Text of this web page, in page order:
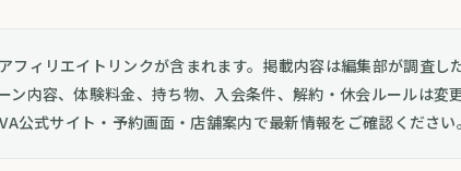
フィリエイトリンクが含まれます。掲載内容は編集部が調査し
ン内容、体験料金、持ち物、入会条件、解約・休会ルールは変
公式サイト・予約画面・店舗案内で最新情報をご確認ください。